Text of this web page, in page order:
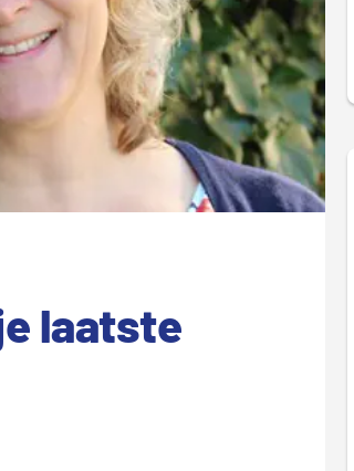
laatste